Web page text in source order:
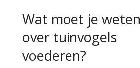
Wat moet je weten
over tuinvogels
voederen?